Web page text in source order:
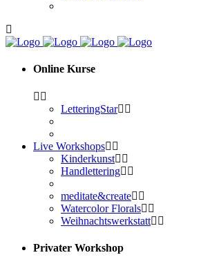
Online Kurse
LetteringStar
Live Workshops
Kinderkunst
Handlettering
meditate&create
Watercolor Florals
Weihnachtswerkstatt
Privater Workshop